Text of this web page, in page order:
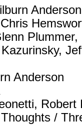
Anderson
Anderson
Robert
/